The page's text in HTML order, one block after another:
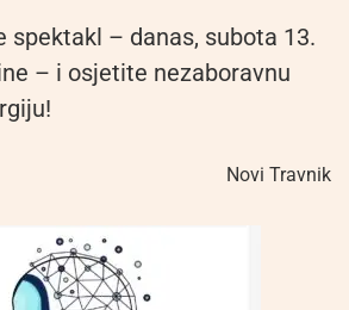
spektakl – danas, subota 13.
– i osjetite nezaboravnu
Novi Travnik